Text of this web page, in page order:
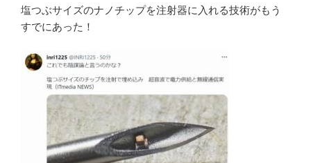
塩つぶサイズのナノチップを注射器に入れる技術がもう
すでにあった！